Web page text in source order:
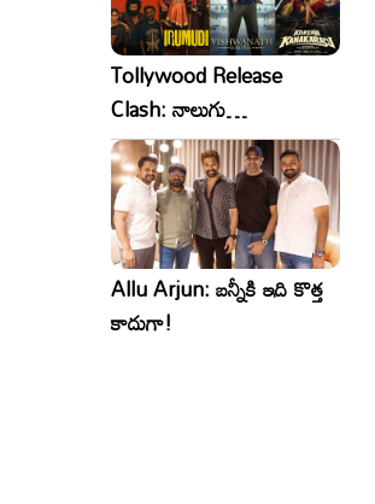
Tollywood Release
Clash: నాలుగు
సినిమాలు..ఒకేసారి..ఎందుకో?
Allu Arjun: బన్నీకి ఇది కొత్త
కాదుగా!